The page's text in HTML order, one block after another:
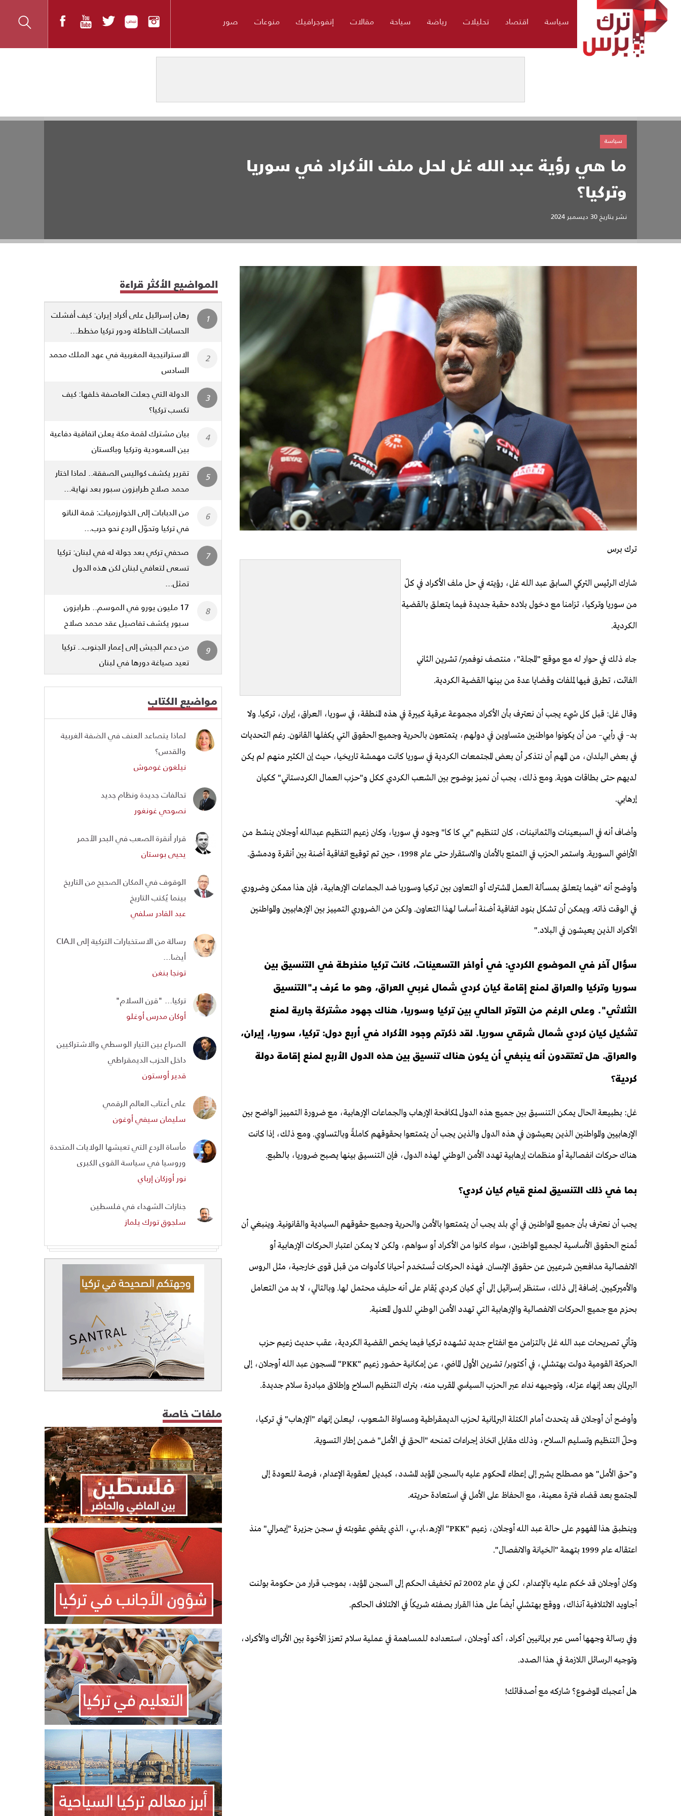
سياسة اقتصاد تحليلات رياضة سياحة مقالات إنفوجرافيك منوعات صور
ما هي رؤية عبد الله غل لحل ملف الأكراد في سوريا
وتركيا؟
نشر بتاريخ30 ديسمبر 2024
سياسة
ترك برس
شارك الرئيس التركي السابق عبد الله غل، رؤيته في حل ملف الأكراد في كلّ
من سوريا وتركيا، تزامنا مع دخول بلاده حقبة جديدة فيما يتعلق بالقضية
الكردية.
جاء ذلك في حوار له مع موقع "المجلة"، منتصف نوفمبر/ تشرين الثاني
الفائت، تطرق فيها لملفات وقضايا عدة من بينها القضية الكردية.
وقال غل: قبل كل شيء يجب أن نعترف بأن الأكراد مجموعة عرقية كبيرة في هذه المنطقة، في سوريا، العراق، إيران، تركيا. ولا
بد– في رأيي– من أن يكونوا مواطنين متساوين في دولهم، يتمتعون بالحرية وجميع الحقوق التي يكفلها القانون. رغم التحديات
في بعض البلدان، من المهم أن نتذكر أن بعض المجتمعات الكردية في سوريا كانت مهمشة تاريخيا، حيث إن الكثير منهم لم يكن
لديهم حتى بطاقات هوية. ومع ذلك، يجب أن نميز بوضوح بين الشعب الكردي ككل و"حزب العمال الكردستاني" ككيان
إرهابي.
وأضاف أنه في السبعينات والثمانينات، كان لتنظيم "بي كا كا" وجود في سوريا، وكان زعيم التنظيم عبدالله أوجلان ينشط من
الأراضي السورية. واستمر الحزب في التمتع بالأمان والاستقرار حتى عام 1998، حين تم توقيع اتفاقية أضنة بين أنقرة ودمشق.
وأوضح أنه "فيما يتعلق بمسألة العمل المشترك أو التعاون بين تركيا وسوريا ضد الجماعات الإرهابية، فإن هذا ممكن وضروري
في الوقت ذاته. ويمكن أن تشكل بنود اتفاقية أضنة أساسا لهذا التعاون. ولكن من الضروري التمييز بين الإرهابيين والمواطنين
الأكراد الذين يعيشون في البلاد."
سؤال آخر في الموضوع الكردي: في أواخر التسعينات، كانت تركيا منخرطة في التنسيق بين
سوريا وتركيا والعراق لمنع إقامة كيان كردي شمال غربي العراق، وهو ما عُرف بـ"التنسيق
الثلاثي". وعلى الرغم من التوتر الحالي بين تركيا وسوريا، هناك جهود مشتركة جارية لمنع
تشكيل كيان كردي شمال شرقي سوريا. لقد ذكرتم وجود الأكراد في أربع دول: تركيا، سوريا، إيران،
والعراق. هل تعتقدون أنه ينبغي أن يكون هناك تنسيق بين هذه الدول الأربع لمنع إقامة دولة
كردية؟
غل: بطبيعة الحال يمكن التنسيق بين جميع هذه الدول لمكافحة الإرهاب والجماعات الإرهابية، مع ضرورة التمييز الواضح بين
الإرهابيين والمواطنين الذين يعيشون في هذه الدول والذين يجب أن يتمتعوا بحقوقهم كاملةً وبالتساوي. ومع ذلك، إذا كانت
هناك حركات انفصالية أو منظمات إرهابية تهدد الأمن الوطني لهذه الدول، فإن التنسيق بينها يصبح ضروريا، بالطبع.
بما في ذلك التنسيق لمنع قيام كيان كردي؟
يجب أن نعترف بأن جميع المواطنين في أي بلد يجب أن يتمتعوا بالأمن والحرية وجميع حقوقهم السيادية والقانونية. وينبغي أن
تُمنح الحقوق الأساسية لجميع المواطنين، سواء كانوا من الأكراد أو سواهم، ولكن لا يمكن اعتبار الحركات الإرهابية أو
الانفصالية مدافعين شرعيين عن حقوق الإنسان. فهذه الحركات تُستخدم أحيانا كأدوات من قبل قوى خارجية، مثل الروس
والأميركيين. إضافة إلى ذلك، ستنظر إسرائيل إلى أي كيان كردي يُقام على أنه حليف محتمل لها. وبالتالي، لا بد من التعامل
بحزم مع جميع الحركات الانفصالية والإرهابية التي تهدد الأمن الوطني للدول المعنية.
وتأتي تصريحات عبد الله غل بالتزامن مع انفتاح جديد تشهده تركيا فيما يخص القضية الكردية، عقب حديث زعيم حزب
الحركة القومية دولت بهتشلي، في أكتوبر/ تشرين الأول الماضي، عن إمكانية حضور زعيم "PKK" المسجون عبد الله أوجلان، إلى
البرلمان بعد إنهاء عزله، وتوجيهه نداء عبر الحزب السياسي المقرب منه، بترك التنظيم السلاح وإطلاق مبادرة سلام جديدة.
وأوضح أن أوجلان قد يتحدث أمام الكتلة البرلمانية لحزب الديمقراطية ومساواة الشعوب، ليعلن إنهاء "الإرهاب" في تركيا،
وحلّ التنظيم وتسليم السلاح، وذلك مقابل اتخاذ إجراءات تمنحه "الحق في الأمل" ضمن إطار التسوية.
و"حق الأمل" هو مصطلح يشير إلى إعطاء المحكوم عليه بالسجن المؤبد المشدد، كبديل لعقوبة الإعدام، فرصة للعودة إلى
المجتمع بعد قضاء فترة معينة، مع الحفاظ على الأمل في استعادة حريته.
وينطبق هذا المفهوم على حالة عبد الله أوجلان، زعيم "PKK" الإرهـ،ـابـ،ـي، الذي يقضي عقوبته في سجن جزيرة "إيمرالي" منذ
اعتقاله عام 1999 بتهمة "الخيانة والانفصال".
وكان أوجلان قد حُكم عليه بالإعدام، لكن في عام 2002 تم تخفيف الحكم إلى السجن المؤبد، بموجب قرار من حكومة بولنت
أجاويد الائتلافية آنذاك، ووقع بهتشلي أيضاً على هذا القرار بصفته شريكاً في الائتلاف الحاكم.
وفي رسالة وجهها أمس عبر برلمانيين أكراد، أكد أوجلان، استعداده للمساهمة في عملية سلام تعزز الأخوة بين الأتراك والأكراد،
وتوجيه الرسائل اللازمة في هذا الصدد.
هل أعجبك الموضوع؟ شاركه مع أصدقائك!
المواضيع الأكثر قراءة
رهان إسرائيل على أكراد إيران: كيف أفشلت
الحسابات الخاطئة ودور تركيا مخطط...
الاستراتيجية المغربية في عهد الملك محمد
السادس
الدولة التي جعلت العاصفة خلفها: كيف
تكسب تركيا؟
بيان مشترك لقمة مكة يعلن اتفاقية دفاعية
بين السعودية وتركيا وباكستان
تقرير يكشف كواليس الصفقة.. لماذا اختار
محمد صلاح طرابزون سبور بعد نهاية...
من الدبابات إلى الخوارزميات: قمة الناتو
في تركيا وتحوّل الردع نحو حرب...
صحفي تركي بعد جولة له في لبنان: تركيا
تسعى لتعافي لبنان لكن هذه الدول
تمثل...
17 مليون يورو في الموسم.. طرابزون
سبور يكشف تفاصيل عقد محمد صلاح
من دعم الجيش إلى إعمار الجنوب.. تركيا
تعيد صياغة دورها في لبنان
مواضيع الكتاب
لماذا يتصاعد العنف في الضفة الغربية
والقدس؟
نيلغون غوموش
تحالفات جديدة ونظام جديد
نصوحي غونغور
قرار أنقرة الصعب في البحر الأحمر
يحيى بوستان
الوقوف في المكان الصحيح من التاريخ
بينما يُكتب التاريخ
عبد القادر سلفي
رسالة من الاستخبارات التركية إلى الـCIA
أيضا...
تونجا بنغن
تركيا... "قرن السلام"
أوكان مدرس أوغلو
الصراع بين التيار الوسطي والاشتراكيين
داخل الحزب الديمقراطي
قدير أوستون
على أعتاب العالم الرقمي
سليمان سيفي أوغون
مأساة الردع التي تعيشها الولايات المتحدة
وروسيا في سياسة القوى الكبرى
نور أوزكان إرباي
جنازات الشهداء في فلسطين
سلجوق تورك يلماز
ملفات خاصة